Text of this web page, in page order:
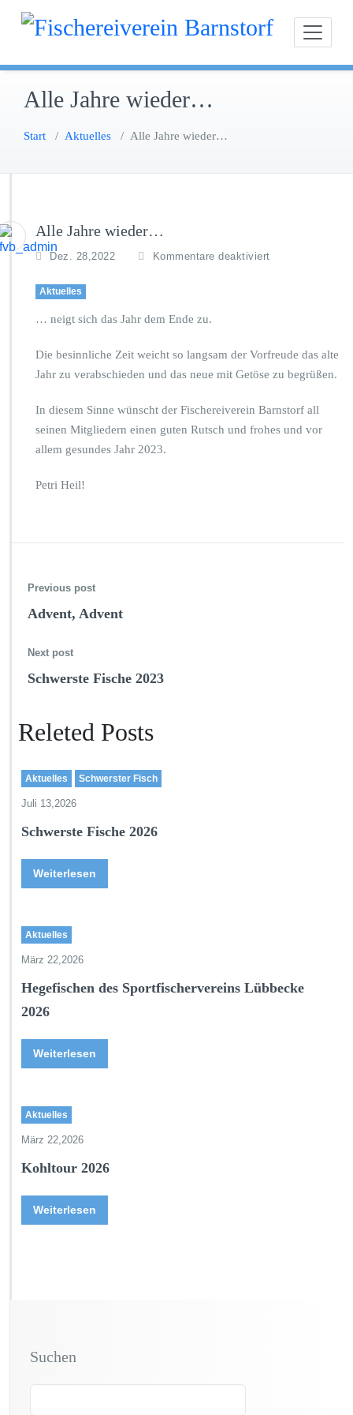
Zum
Fischereiverein
Alle Jahre wieder…
Start / Aktuelles / Alle Jahre wieder…
Alle Jahre wieder…
Dez. 28,2022 Kommentare deaktiviert
e
a
r
e
Aktuelles
… neigt sich das Jahr dem Ende zu.
Die besinnliche Zeit weicht so langsam der Vorfreude das alte
Jahr zu verabschieden und das neue mit Getöse zu begrüßen.
In diesem Sinne wünscht der Fischereiverein Barnstorf all
seinen Mitgliedern einen guten Rutsch und frohes und vor
allem gesundes Jahr 2023.
Petri Heil!
Previous post
Advent, Advent
Next post
Schwerste Fische 2023
Releted Posts
Aktuelles Schwerster Fisch
Juli 13,2026
Schwerste Fische 2026
Weiterlesen
Aktuelles
März 22,2026
Hegefischen des Sportfischervereins Lübbecke
2026
Weiterlesen
Aktuelles
März 22,2026
Kohltour 2026
Weiterlesen
Suchen